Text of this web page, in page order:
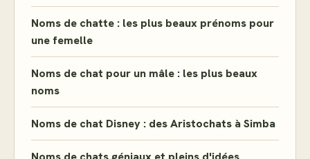
Noms de chatte : les plus beaux prénoms pour
une femelle
Noms de chat pour un mâle : les plus beaux
noms
Noms de chat Disney : des Aristochats à Simba